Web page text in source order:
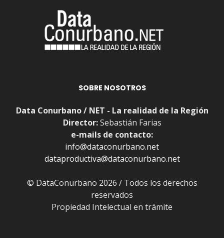
SOBRE NOSOTROS
Data Conurbano / NET - La realidad de la Región
Director:Sebastián Farias
e-mails de contacto:
info@dataconurbano.net
dataproductiva@dataconurbano.net
© DataConurbano 2026 / Todos los derechos
reservados
Propiedad Intelectual en trámite